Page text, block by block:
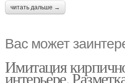
читать дальше →
Вас может
Имитация
интерьере.